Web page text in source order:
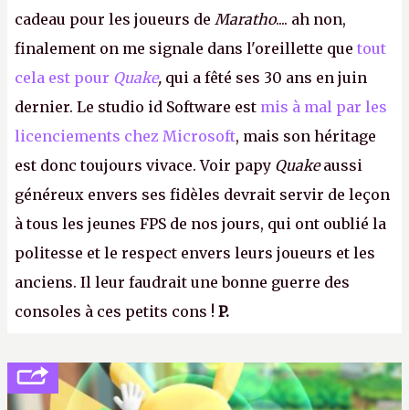
cadeau pour les joueurs de Maratho.... ah non,
finalement on me signale dans l'oreillette que tout
cela est pour Quake, qui a fêté ses 30 ans en juin
dernier. Le studio id Software est mis à mal par les
licenciements chez Microsoft, mais son héritage
est donc toujours vivace. Voir papy Quakeaussi
généreux envers ses fidèles devrait servir de leçon
à tous les jeunes FPS de nos jours, qui ont oublié la
politesse et le respect envers leurs joueurs et les
anciens. Il leur faudrait une bonne guerre des
consoles à ces petits cons ! P.